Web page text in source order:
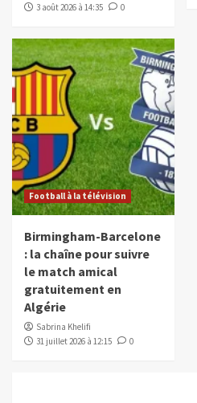
3 août 2026 à 14:35
0
Football à la télévision
Birmingham-Barcelone
: la chaîne pour suivre
le match amical
gratuitement en
Algérie
Sabrina Khelifi
31 juillet 2026 à 12:15
0